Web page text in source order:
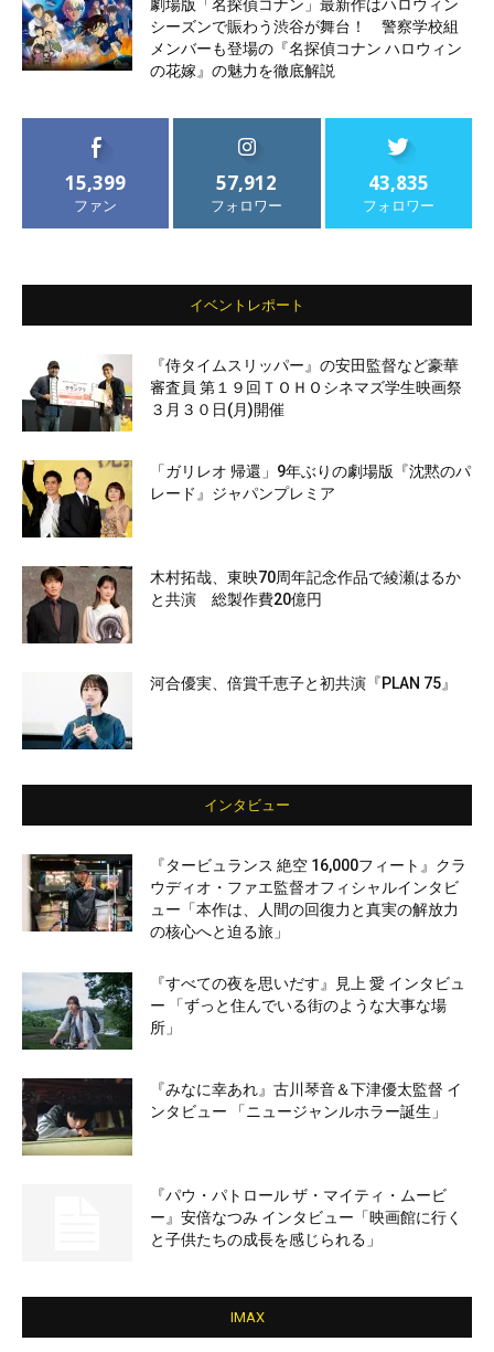
劇場版「名探偵コナン」最新作はハロウィン
シーズンで賑わう渋谷が舞台！ 警察学校組
メンバーも登場の『名探偵コナン ハロウィン
の花嫁』の魅力を徹底解説
15,399
ファン
57,912
フォロワー
43,835
フォロワー
イベントレポート
『侍タイムスリッパー』の安田監督など豪華
審査員 第１９回ＴＯＨＯシネマズ学生映画祭
３月３０日(月)開催
「ガリレオ 帰還」9年ぶりの劇場版『沈黙のパ
レード』ジャパンプレミア
木村拓哉、東映70周年記念作品で綾瀬はるか
と共演 総製作費20億円
河合優実、倍賞千恵子と初共演『PLAN 75』
インタビュー
『タービュランス 絶空 16,000フィート』クラ
ウディオ・ファエ監督オフィシャルインタビ
ュー「本作は、人間の回復力と真実の解放力
の核心へと迫る旅」
『すべての夜を思いだす』見上 愛 インタビュ
ー 「ずっと住んでいる街のような大事な場
所」
『みなに幸あれ』古川琴音＆下津優太監督 イ
ンタビュー 「ニュージャンルホラー誕生」
『パウ・パトロール ザ・マイティ・ムービ
ー』安倍なつみ インタビュー「映画館に行く
と子供たちの成長を感じられる」
IMAX